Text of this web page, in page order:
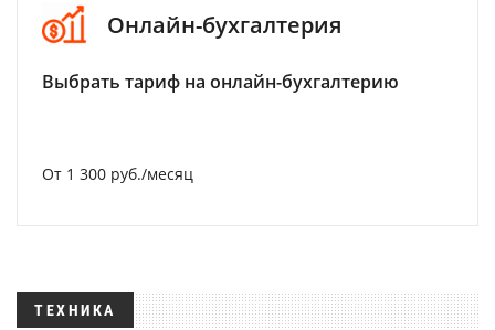
Онлайн-бухгалтерия
Выбрать тариф на онлайн-бухгалтерию
От 1 300 руб./месяц
ТЕХНИКА